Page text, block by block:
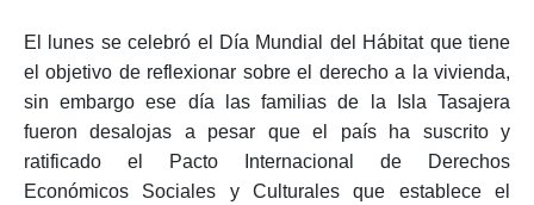
El lunes se celebró el Día Mundial del Hábitat que tiene
el objetivo de reflexionar sobre el derecho a la vivienda,
sin embargo ese día las familias de la Isla Tasajera
fueron desalojas a pesar que el país ha suscrito y
ratificado el Pacto Internacional de Derechos
Económicos Sociales y Culturales que establece el